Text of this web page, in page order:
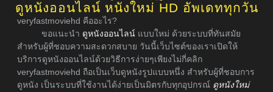
ดูหนังออนไลน์ หนังใหม่ HD อัพเดททุกวัน
veryfastmoviehd คืออะไร?
ขอแนะนำ ดูหนังออนไลน์ แบบใหม่ ด้วยระบบที่ทันสมัย
สำหรับผู้ที่ชอบความสะดวกสบาย วันนี้เว็บไซต์ของเราเปิดให้
บริการดูหนังออนไลน์ด้วยวิธีการง่ายๆเพียงไม่กี่คลิก
veryfastmoviehd ถือเป็นเว็บดูหนังรูปแบบหนึ่ง สำหรับผู้ที่ชอบการ
ดูหนัง เป็นระบบที่ใช้งานได้ง่ายเป็นมิตรกับทุกอุปกรณ์ ดูหนังใหม่